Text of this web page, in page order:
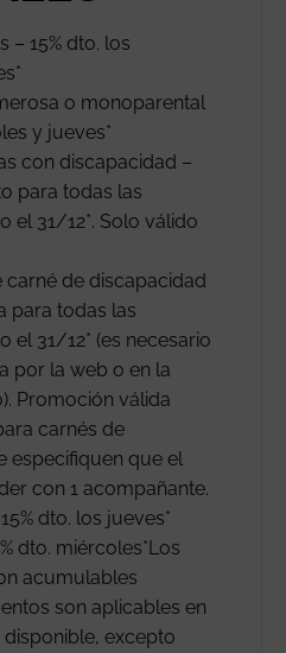
– 15% dto. los
o monoparental
y jueves*
con discapacidad –
para todas las
el 31/12*. Solo válido
de discapacidad
para todas las
el 31/12* (es necesario
por la web o en la
Promoción válida
carnés de
especifiquen que el
con 1 acompañante.
dto. los jueves*
dto. miércoles*Los
acumulables
son aplicables en
excepto